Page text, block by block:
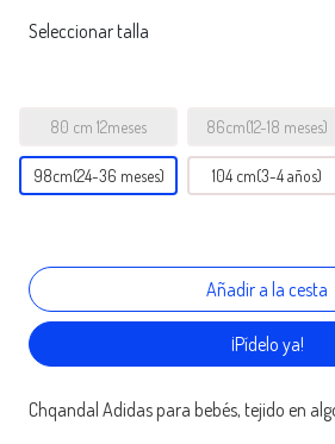
Seleccionar talla
80 cm 12meses 86cm(12-18 meses)
98cm(24-36 meses) 104 cm(3-4 años)
¡Pídelo ya!
Chqandal Adidas para bebés, tejido en